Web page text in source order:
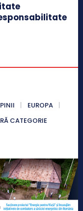
EUROPA
CATEGORIE